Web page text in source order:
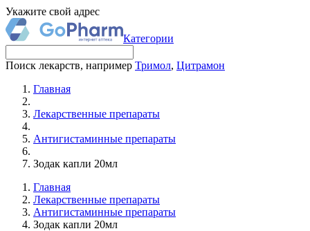
Укажите свой адрес
Категории
Поиск лекарств, например Тримол, Цитрамон
Главная
Лекарственные препараты
Антигистаминные препараты
Зодак капли 20мл
Главная
Лекарственные препараты
Антигистаминные препараты
Зодак капли 20мл